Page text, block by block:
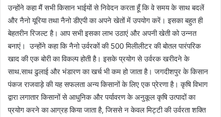
उन्होंने कहा मैं सभी किसान भाईयों से निवेदन करता हूँ कि वे समय के साथ बदलें
और नैनो यूरिया तथा नैनो डीएपी का अपने खेतों में उपयोग करें। इसका बहुत ही
बेहतरीन रिजल्ट है। आप सभी इसका लाभ उठाएं और अपनी खेती को उन्नत
बनाएं। उन्होंने कहा कि नैनो उर्वरकों की 500 मिलीलीटर की बोतल पारंपरिक
खाद की एक बोरी का विकल्प होती है। इसके प्रयोग से उर्वरक खरीदने के
साथ.साथ ढुलाई और भंडारण का खर्च भी कम हो जाता है। जगदीशपुर के किसान
पंकज राजवाड़े की यह सफलता अन्य किसानों के लिए एक प्रेरणा है। कृषि विभाग
द्वारा लगातार किसानों से आधुनिक और पर्यावरण के अनुकूल कृषि उत्पादों का
प्रयोग करने का आग्रह किया जाता है, जिससे न केवल मिट्टी की उर्वरता शक्ति